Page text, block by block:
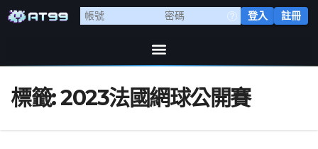
登入 註冊
標籤:2023法國網球公開賽